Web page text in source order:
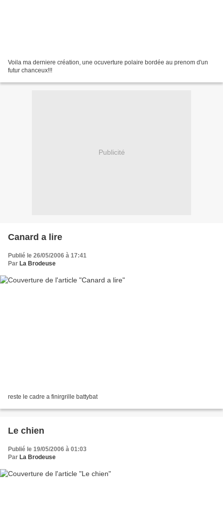
Voila ma derniere création, une ocuverture polaire bordée au prenom d'un
futur chanceux!!!
Publicité
Canard a lire
Publié le 26/05/2006 à 17:41
Par La Brodeuse
reste le cadre a finirgrille battybat
Le chien
Publié le 19/05/2006 à 01:03
Par La Brodeuse